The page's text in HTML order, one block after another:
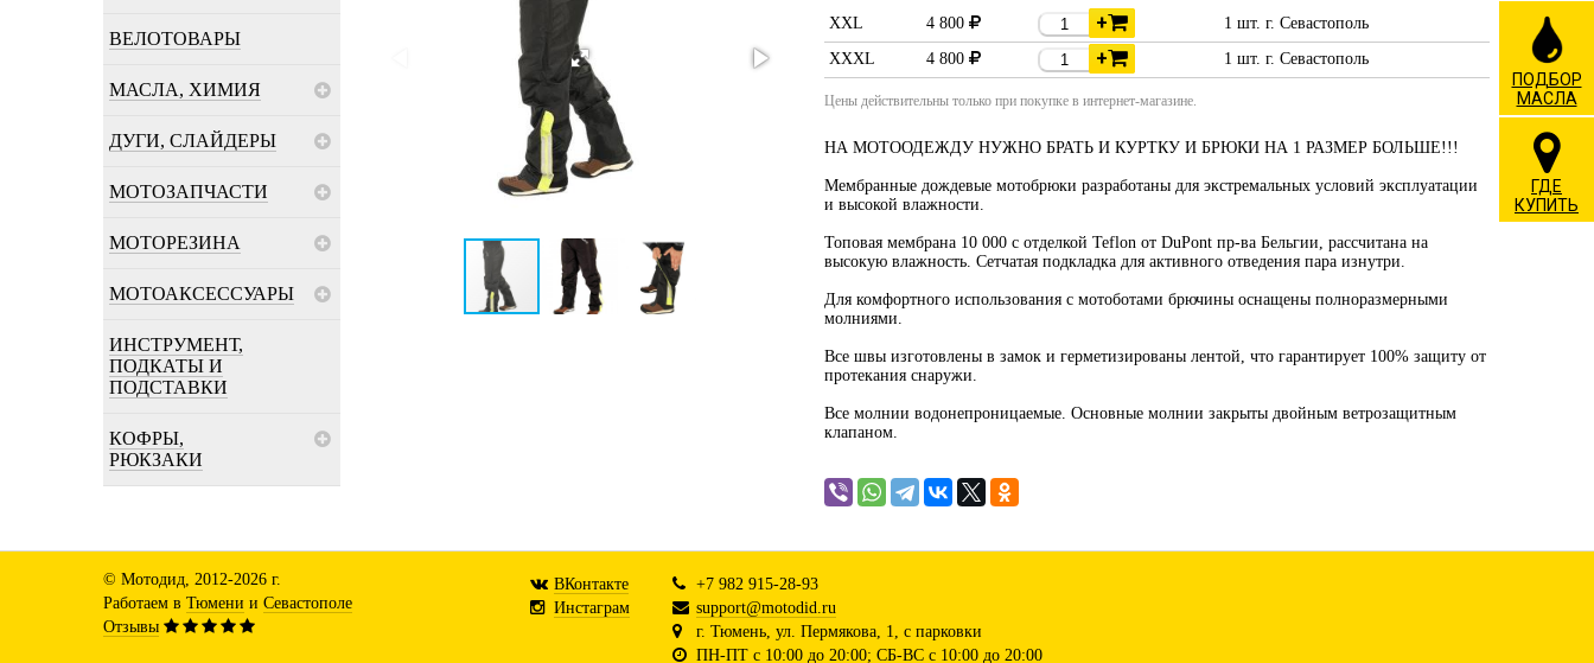
ВЕЛОТОВАРЫ
МАСЛА, ХИМИЯ
ДУГИ, СЛАЙДЕРЫ
МОТОЗАПЧАСТИ
МОТОРЕЗИНА
МОТОАКСЕССУАРЫ
ИНСТРУМЕНТ,
ПОДКАТЫ И
ПОДСТАВКИ
КОФРЫ,
РЮКЗАКИ
XXL 4 800 +
1 шт. г. Севастополь
XXXL
4 800 + 1 шт. г. Севастополь
Цены действительны только при покупке в интернет-магазине.
НА МОТООДЕЖДУ НУЖНО БРАТЬ И КУРТКУ И БРЮКИ НА 1 РАЗМЕР БОЛЬШЕ!!!
Мембранные дождевые мотобрюки разработаны для экстремальных условий эксплуатации
и высокой влажности.
Топовая мембрана 10 000 c отделкой Teflon от DuPont пр-ва Бельгии, рассчитана на
высокую влажность. Сетчатая подкладка для активного отведения пара изнутри.
Для комфортного использования с мотоботами брючины оснащены полноразмерными
молниями.
Все швы изготовлены в замок и герметизированы лентой, что гарантирует 100% защиту от
протекания снаружи.
Все молнии водонепроницаемые. Основные молнии закрыты двойным ветрозащитным
клапаном.
© Мотодид, 2012-2026 г.
Работаем в Тюмени и Севастополе
Отзывы
ВКонтакте
Инстаграм
+7 982 915-28-93
support@motodid.ru
г. Тюмень, ул. Пермякова, 1, с парковки
ПН-ПТ с 10:00 до 20:00; СБ-ВС с 10:00 до 20:00
ПОДБОР
МАСЛА
ГДЕ
КУПИТЬ